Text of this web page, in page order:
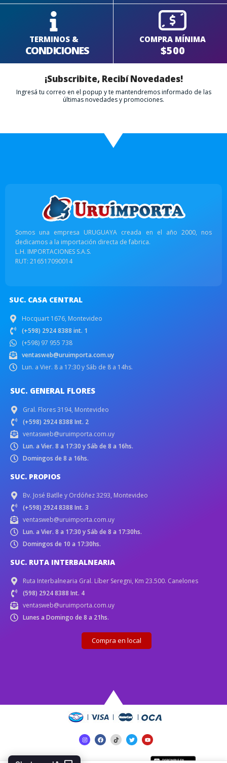
TERMINOS &
CONDICIONES
COMPRA MÍNIMA
$500
¡Subscribite, Recibí Novedades!
Ingresá tu correo en el popup y te mantendremos informado de las
últimas novedades y promociones.
Somos una empresa URUGUAYA creada en el año 2000, nos
dedicamos a la importación directa de fabrica.
L.H. IMPORTACIONES S.A.S.
RUT: 216517090014
SUC. CASA CENTRAL
Hocquart 1676, Montevideo
(+598) 2924 8388 int. 1
(+598) 97 955 738
ventasweb@uruimporta.com.uy
Lun. a Vier. 8 a 17:30 y Sáb de 8 a 14hs.
SUC. GENERAL FLORES
Gral. Flores 3194, Montevideo
(+598) 2924 8388 Int. 2
ventasweb@uruimporta.com.uy
Lun. a Vier. 8 a 17:30 y Sáb de 8 a 16hs.
Domingos de 8 a 16hs.
SUC. PROPIOS
Bv. José Batlle y Ordóñez 3293, Montevideo
(+598) 2924 8388 Int. 3
ventasweb@uruimporta.com.uy
Lun. a Vier. 8 a 17:30 y Sáb de 8 a 17:30hs.
Domingos de 10 a 17:30hs.
SUC. RUTA INTERBALNEARIA
Ruta Interbalnearia Gral. Líber Seregni, Km 23.500. Canelones
(598) 2924 8388 Int. 4
ventasweb@uruimporta.com.uy
Lunes a Domingo de 8 a 21hs.
Compra en local